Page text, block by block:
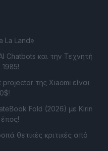
La Land»
και την Τεχνητή
της Xiaomi είναι
Fold (2026) με Kirin
θετικές κριτικές από